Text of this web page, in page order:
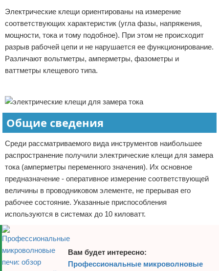
Домашний быт
Коммунальные услуги
Сантехника
Стройматериалы
Разное
Отказ от ответственности
Электрические клещи ориентированы на измерение
соответствующих характеристик (угла фазы, напряжения,
мощности, тока и тому подобное). При этом не происходит
разрыв рабочей цепи и не нарушается ее функционирование.
Различают вольтметры, амперметры, фазометры и
ваттметры клещевого типа.
Общие сведения
Среди рассматриваемого вида инструментов наибольшее
распространение получили электрические клещи для замера
тока (амперметры переменного значения). Их основное
предназначение - оперативное измерение соответствующей
величины в проводниковом элементе, не прерывая его
рабочее состояние. Указанные приспособления
используются в системах до 10 киловатт.
Вам будет интересно:
Профессиональные микроволновые